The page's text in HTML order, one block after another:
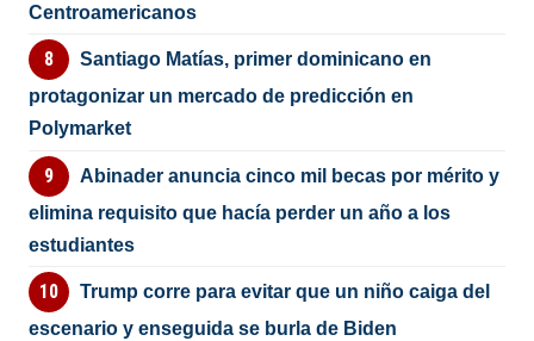
Centroamericanos
Santiago Matías, primer dominicano en
protagonizar un mercado de predicción en
Polymarket
Abinader anuncia cinco mil becas por mérito y
elimina requisito que hacía perder un año a los
estudiantes
Trump corre para evitar que un niño caiga del
escenario y enseguida se burla de Biden